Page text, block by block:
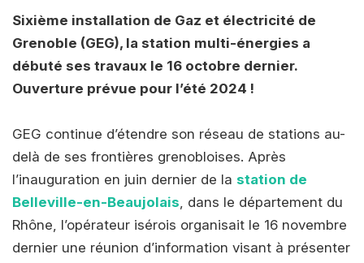
Sixième installation de Gaz et électricité de
Grenoble (GEG), la station multi-énergies a
débuté ses travaux le 16 octobre dernier.
Ouverture prévue pour l’été 2024 !
GEG continue d’étendre son réseau de stations au-
delà de ses frontières grenobloises. Après
l’inauguration en juin dernier de la station de
Belleville-en-Beaujolais, dans le département du
Rhône, l’opérateur isérois organisait le 16 novembre
dernier une réunion d’information visant à présenter